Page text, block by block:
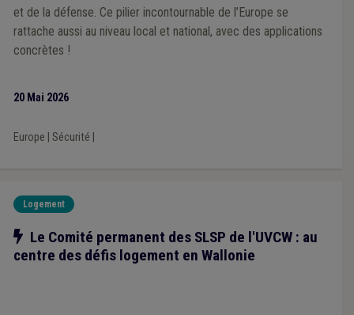
et de la défense. Ce pilier incontournable de l’Europe se
rattache aussi au niveau local et national, avec des applications
concrètes !
20 Mai 2026
Europe Sécurité
Logement
Notre action
Le Comité permanent des SLSP de l'UVCW : au
centre des défis logement en Wallonie